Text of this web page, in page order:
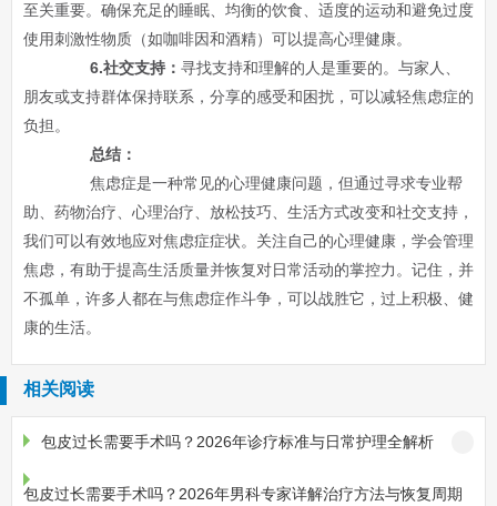
至关重要。确保充足的睡眠、均衡的饮食、适度的运动和避免过度
使用刺激性物质（如咖啡因和酒精）可以提高心理健康。
6.社交支持： 寻找支持和理解的人是重要的。与家人、
朋友或支持群体保持联系，分享的感受和困扰，可以减轻焦虑症的
负担。
总结：
焦虑症是一种常见的心理健康问题，但通过寻求专业帮
助、药物治疗、心理治疗、放松技巧、生活方式改变和社交支持，
我们可以有效地应对焦虑症症状。关注自己的心理健康，学会管理
焦虑，有助于提高生活质量并恢复对日常活动的掌控力。记住，并
不孤单，许多人都在与焦虑症作斗争，可以战胜它，过上积极、健
康的生活。
相关阅读
包皮过长需要手术吗？2026年诊疗标准与日常护理全解析
包皮过长需要手术吗？2026年男科专家详解治疗方法与恢复周期